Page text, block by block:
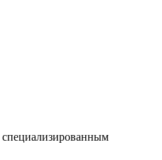
специализированным